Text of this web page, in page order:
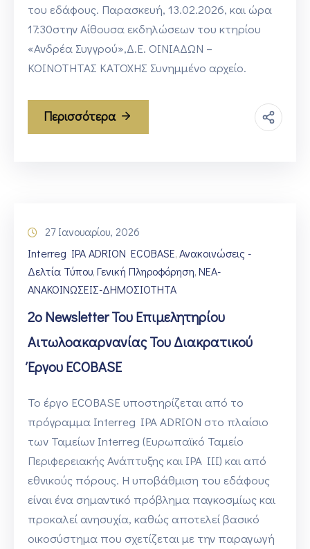
του εδάφους. Παρασκευή, 13.02.2026, και ώρα
17:30στην Αίθουσα εκδηλώσεων του κτηρίου
«Ανδρέα Συγγρού»,Δ.Ε. ΟΙΝΙΑΔΩΝ –
ΚΟΙΝΟΤΗΤΑΣ ΚΑΤΟΧΗΣ Συνημμένο αρχείο.
Περισσότερα
27 Ιανουαρίου, 2026
Interreg IPA ADRION ECOBASE‚ Ανακοινώσεις -
Δελτία Τύπου‚ Γενική Πληροφόρηση‚ ΝΕΑ-
ΑΝΑΚΟΙΝΩΣΕΙΣ-ΔΗΜΟΣΙΟΤΗΤΑ
2ο Newsletter Του Επιμελητηρίου
Αιτωλοακαρνανίας Του Διακρατικού
Έργου ECOBASE
Το έργο ECOBASE υποστηρίζεται από το
πρόγραμμα Interreg IPA ADRION στο πλαίσιο
των Ταμείων Interreg (Ευρωπαϊκό Ταμείο
Περιφερειακής Ανάπτυξης και IPA III) και από
εθνικούς πόρους. Η υποβάθμιση του εδάφους
είναι ένα σημαντικό πρόβλημα παγκοσμίως και
προκαλεί ανησυχία, καθώς αποτελεί βασικό
οικοσύστημα που σχετίζεται με την παραγωγή